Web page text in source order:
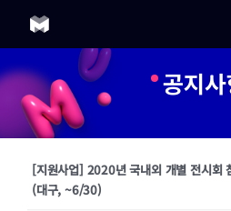
content
공지
[지원사업] 2020년 국내외 개별 전시회
(대구, ~6/30)